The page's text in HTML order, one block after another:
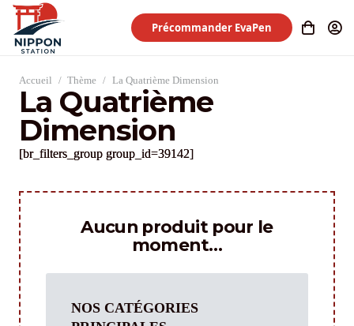
Précommander EvaPen
Accueil / Thème / La Quatrième Dimension
La Quatrième
Dimension
[br_filters_group group_id=39142]
Aucun produit pour le
moment…
NOS CATÉGORIES